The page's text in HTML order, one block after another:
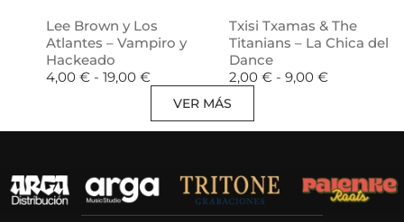
Lee Brown y Los
Atlantes – Vampiro y
Hackeado
4,00 € - 19,00 €
Txisi Txamas & The
Titanians – La Chica del
Dance
2,00 € - 9,00 €
VER MÁS